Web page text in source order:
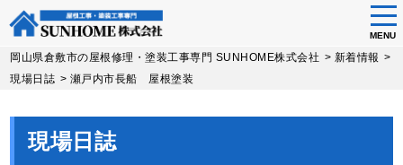
Skip
to
MENU
岡山県倉敷市の屋根修理・塗装工事専門 SUNHOME株式会社 > 新着情報 >
現場日誌 > 瀬戸内市長船 屋根塗装
現場日誌